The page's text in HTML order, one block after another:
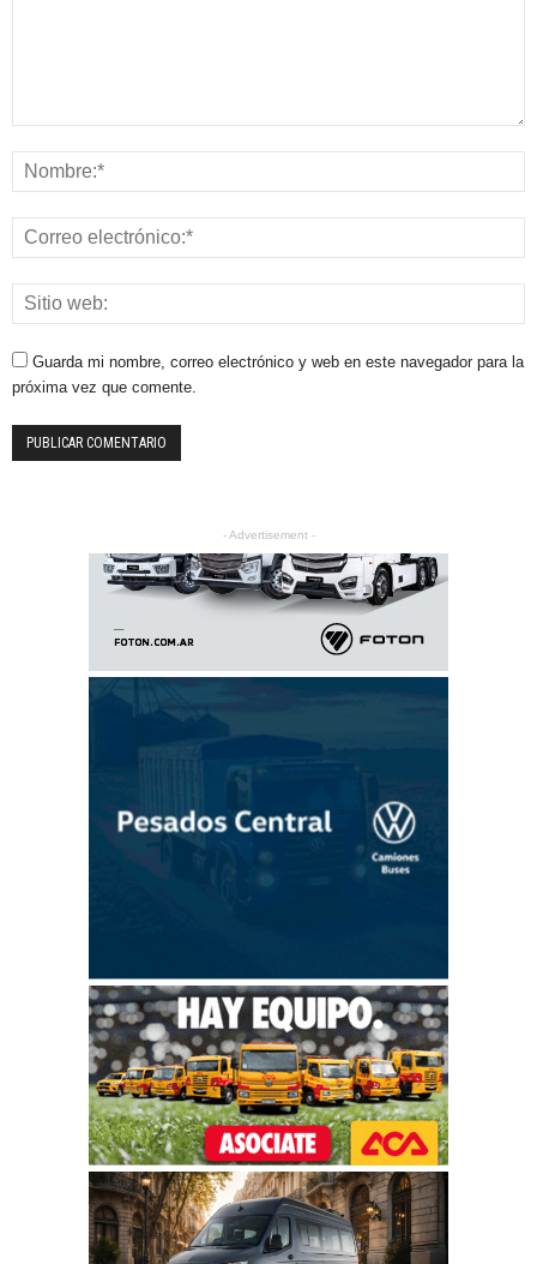
Guarda mi nombre, correo electrónico y web en este navegador para la
próxima vez que comente.
- Advertisement -